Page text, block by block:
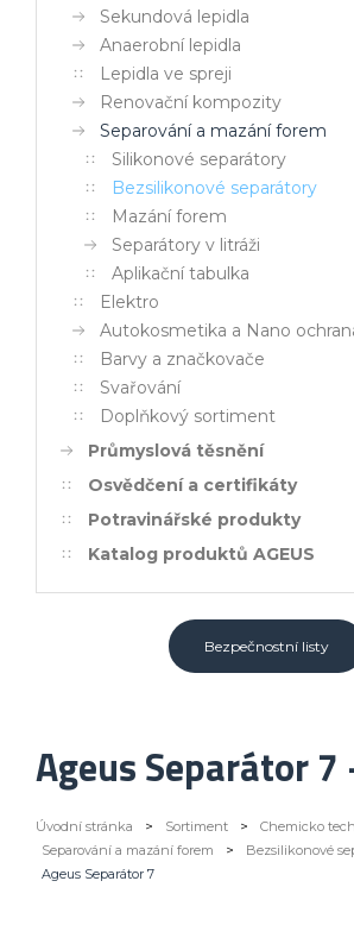
Sekundová lepidla
Anaerobní lepidla
Lepidla ve spreji
Renovační kompozity
Separování a mazání forem
Silikonové separátory
Bezsilikonové separátory
Mazání forem
Separátory v litráži
Aplikační tabulka
Elektro
Autokosmetika a Nano
Barvy a značkovače
Svařování
Doplňkový sortiment
Průmyslová těsnění
Osvědčení a certifikáty
Potravinářské produkty
Katalog produktů AGEUS
Bezpečnostní listy
Ageus Separátor 7
Úvodní stránka > Sortiment > Chemicko
Separování a mazání forem
> Bezsilikonové
Ageus Separátor 7